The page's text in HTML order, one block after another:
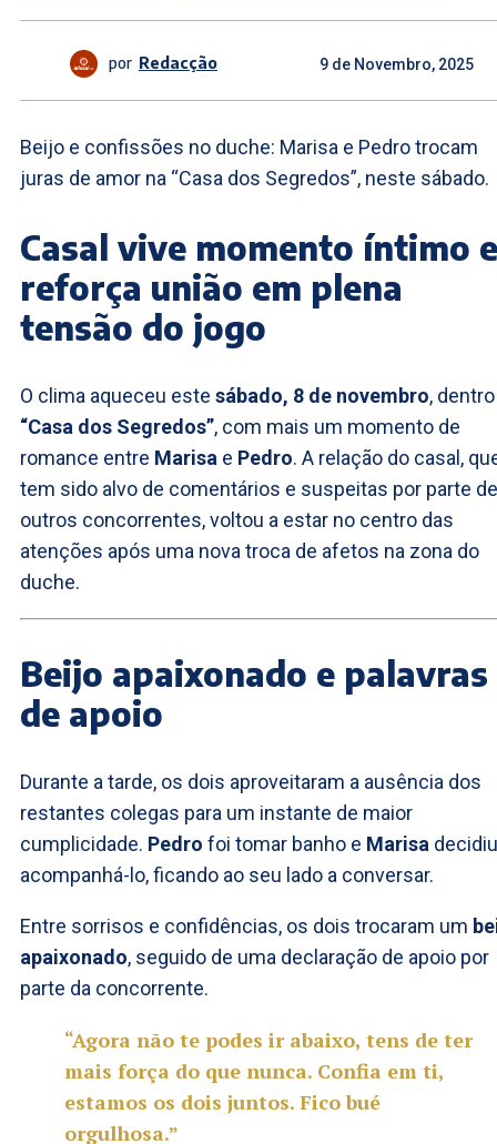
por Redacção 9 de Novembro, 2025
Beijo e confissões no duche: Marisa e Pedro trocam
juras de amor na “Casa dos Segredos”, neste sábado.
Casal vive momento íntimo e
reforça união em plena
tensão do jogo
O clima aqueceu este sábado, 8 de novembro,
“Casa dos Segredos”, com mais um momento de
romance entre Marisa e Pedro. A relação do casal,
tem sido alvo de comentários e suspeitas por parte de
outros concorrentes, voltou a estar no centro das
atenções após uma nova troca de afetos na zona do
duche.
Beijo apaixonado e palavras
de apoio
Durante a tarde, os dois aproveitaram a ausência dos
restantes colegas para um instante de maior
cumplicidade. Pedro foi tomar banho e Marisa decidiu
acompanhá-lo, ficando ao seu lado a conversar.
Entre sorrisos e confidências, os dois trocaram um
apaixonado, seguido de uma declaração de apoio por
parte da concorrente.
“Agora não te podes ir abaixo, tens de ter
mais força do que nunca. Confia em ti,
estamos os dois juntos. Fico bué
orgulhosa.”